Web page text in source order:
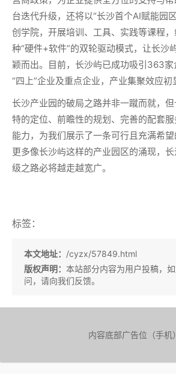
台迭代升级，还将以“长沙首个AI赋能园
创学院，开展培训、工具、实践等课程
种“硬件+软件”的双轮驱动模式，让长沙
颖而出。目前，长沙屿已成功吸引363
“四上”企业及重点企业，产业集聚效应初
长沙产业园的破局之路并非一蹴而就，
特的定位、前瞻性的规划、完善的配套
能力，为我们展示了一条可行且充满希
更多像长沙屿这样的产业园区的涌现，
级之路必将越走越宽广。
标签：
本文地址： /cyzx/57849.html
版权声明： 本站部分内容为用户投稿，
问，请向我们反馈。
内容底部广告位（手机）